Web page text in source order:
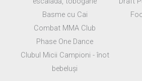
Basme cu Cai
Combat MMA Club
Phase One Dance
Clubul Micii Campioni - înot
bebeluși